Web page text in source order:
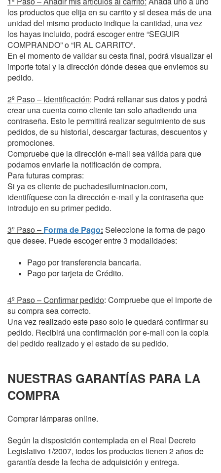
los productos que elija en su carrito y si desea más de una
unidad del mismo producto indique la cantidad, una vez
los hayas incluido, podrá escoger entre “SEGUIR
COMPRANDO” o “IR AL CARRITO”.
En el momento de validar su cesta final, podrá visualizar el
importe total y la dirección dónde desea que enviemos su
pedido.
2º Paso – Identificación: Podrá rellanar sus datos y podrá
crear una cuenta como cliente tan solo añadiendo una
contraseña. Esto le permitirá realizar seguimiento de sus
pedidos, de su historial, descargar facturas, descuentos y
promociones.
Compruebe que la dirección e-mail sea válida para que
podamos enviarle la notificación de compra.
Para futuras compras:
Si ya es cliente de puchadesiluminacion.com,
identifíquese con la dirección e-mail y la contraseña que
introdujo en su primer pedido.
3º Paso – Forma de Pago: Seleccione la forma de pago
que desee. Puede escoger entre 3 modalidades:
Pago por transferencia bancaria.
Pago por tarjeta de Crédito.
4º Paso – Confirmar pedido: Compruebe que el importe de
su compra sea correcto.
Una vez realizado este paso solo le quedará confirmar su
pedido. Recibirá una confirmación por e-mail con la copia
del pedido realizado y el estado de su pedido.
NUESTRAS GARANTÍAS PARA LA
COMPRA
Comprar lámparas online.
Según la disposición contemplada en el Real Decreto
Legislativo 1/2007, todos los productos tienen 2 años de
garantía desde la fecha de adquisición y entrega.